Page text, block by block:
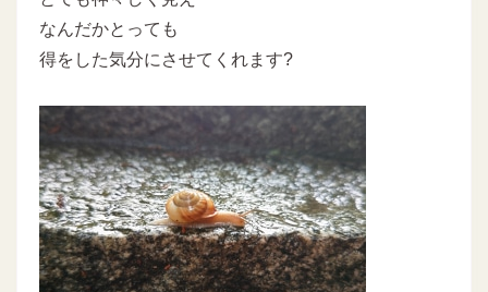
なんだかとっても
得をした気分にさせてくれます?